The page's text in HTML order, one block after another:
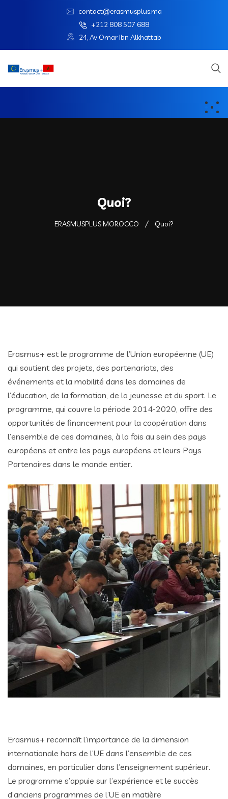
contact@erasmusplus.ma
+212 808 507 688
24, Av Omar Ibn Alkhattab
Quoi?
ERASMUSPLUS MOROCCO Quoi?
Erasmus+ est le programme de l’Union européenne (UE)
qui soutient des projets, des partenariats, des
événements et la mobilité dans les domaines de
l’éducation, de la formation, de la jeunesse et du sport. Le
programme, qui couvre la période 2014-2020, offre des
opportunités de financement pour la coopération dans
l’ensemble de ces domaines, à la fois au sein des pays
européens et entre les pays européens et leurs Pays
Partenaires dans le monde entier.
Erasmus+ reconnaît l’importance de la dimension
internationale hors de l’UE dans l’ensemble de ces
domaines, en particulier dans l’enseignement supérieur.
Le programme s’appuie sur l’expérience et le succès
d’anciens programmes de l’UE en matière